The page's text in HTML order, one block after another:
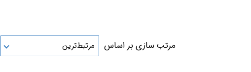
مرتب سازی بر اساس مرتبط‌ترین